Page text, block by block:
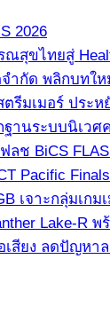
2026
สุขไทยสู่
จำกัด พลิกบท
ตรีมเมอร์ ประ
ฐานระบบนิเ
ช BiCS
Pacific
เจาะกลุ่มเก
Lake-R
สียง ลดปัญหา